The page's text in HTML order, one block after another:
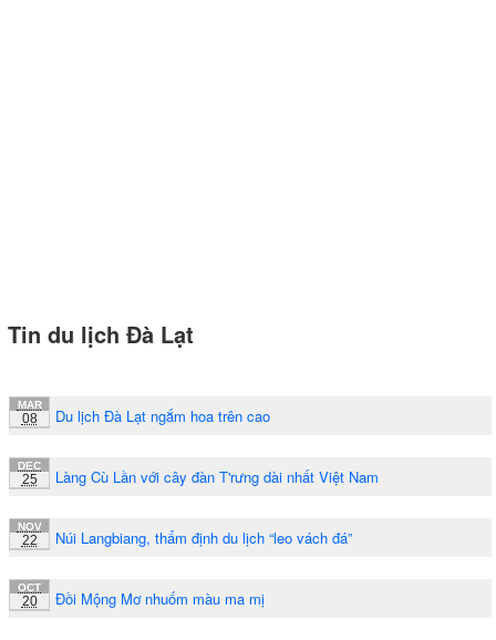
Tin du lịch Đà Lạt
MAR
08 Du lịch Đà Lạt ngắm hoa trên cao
DEC
25 Làng Cù Lần với cây đàn T'rưng dài nhất Việt Nam
NOV
22 Núi Langbiang, thẩm định du lịch “leo vách đá”
OCT
20 Đồi Mộng Mơ nhuốm màu ma mị